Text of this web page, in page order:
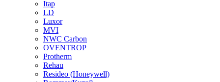
Itap
LD
Luxor
MVI
NWC Carbon
OVENTROP
Protherm
Rehau
Resideo (Honeywell)